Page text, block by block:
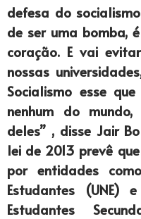
defesa do
de ser uma bomba,
coração. E vai
nossas
Socialismo esse
nenhum do
deles” , disse Jair
lei de 2013 prevê
por entidades
Estudantes (UNE)
Estudantes